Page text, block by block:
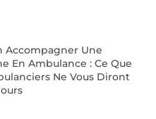
Accompagner Une
En Ambulance : Ce Que
Ne Vous Diront